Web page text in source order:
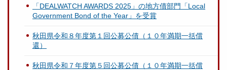
「DEALWATCH AWARDS 2025」の地方債部門「Local
Government Bond of the Year」を受賞
秋田県令和８年度第１回公募公債（１０年満期一括償
還）
秋田県令和７年度第５回公募公債（１０年満期一括償